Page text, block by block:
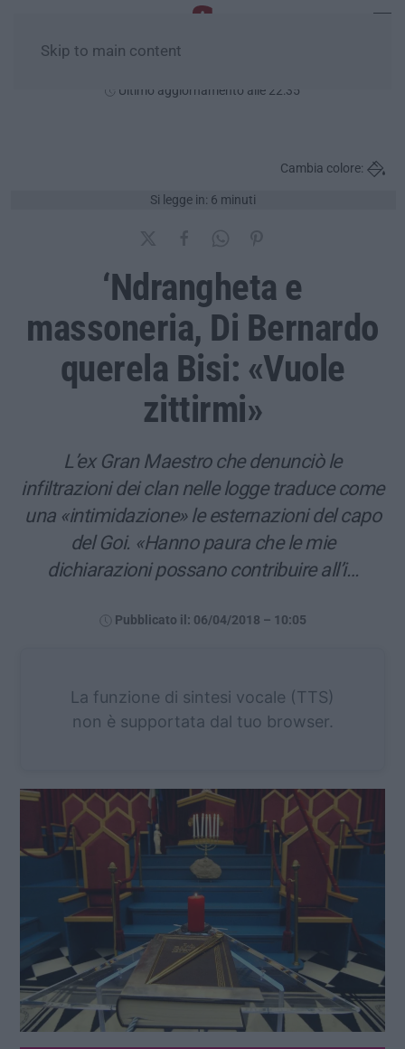
Skip to main content
Ultimo aggiornamento alle 22:35
Si legge in: 6 minuti
Cambia colore:
‘Ndrangheta e
massoneria, Di Bernardo
querela Bisi: «Vuole
zittirmi»
L’ex Gran Maestro che denunciò le
infiltrazioni dei clan nelle logge traduce come
una «intimidazione» le esternazioni del capo
del Goi. «Hanno paura che le mie
dichiarazioni possano contribuire all’i…
Pubblicato il: 06/04/2018 – 10:05
La funzione di sintesi vocale (TTS)
non è supportata dal tuo browser.